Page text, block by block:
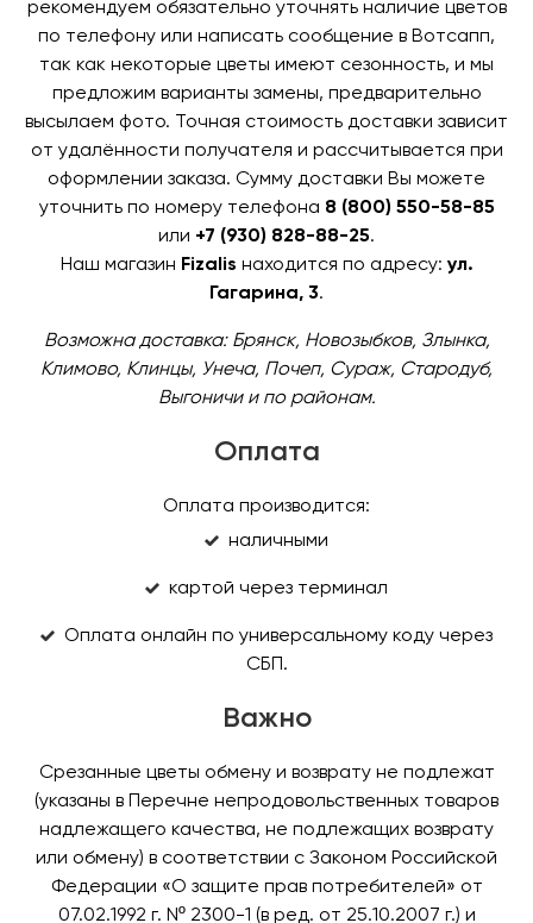
рекомендуем обязательно уточнять наличие цветов
по телефону или написать сообщение в Вотсапп,
так как некоторые цветы имеют сезонность, и мы
предложим варианты замены, предварительно
высылаем фото. Точная стоимость доставки зависит
от удалённости получателя и рассчитывается при
оформлении заказа. Сумму доставки Вы можете
уточнить по номеру телефона 8 (800) 550-58-85
или +7 (930) 828-88-25.
Наш магазин Fizalis находится по адресу: ул.
Гагарина, 3.
Возможна доставка: Брянск, Новозыбков, Злынка,
Климово, Клинцы, Унеча, Почеп, Сураж, Стародуб,
Выгоничи и по районам.
Оплата
Оплата производится:
наличными
картой через терминал
Оплата онлайн по универсальному коду через
СБП .
Важно
Срезанные цветы обмену и возврату не подлежат
(указаны в Перечне непродовольственных товаров
надлежащего качества, не подлежащих возврату
или обмену) в соответствии с Законом Российской
Федерации «О защите прав потребителей» от
07.02.1992 г. Nº 2300-1 (в ред. от 25.10.2007 г.) и